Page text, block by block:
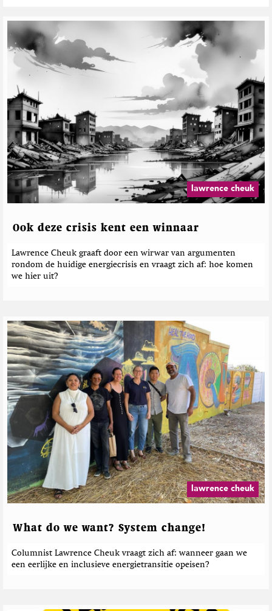
G
e
e
d
e
b
lawrence cheuk
Ook deze crisis kent een winnaar
Lawrence Cheuk graaft door een wirwar van argumenten
rondom de huidige energiecrisis en vraagt zich af: hoe komen
we hier uit?
lawrence cheuk
What do we want? System change!
Columnist Lawrence Cheuk vraagt zich af: wanneer gaan we
een eerlijke en inclusieve energietransitie opeisen?